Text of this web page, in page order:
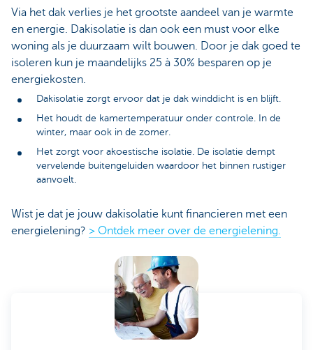
Via het dak verlies je het grootste aandeel van je warmte
en energie. Dakisolatie is dan ook een must voor elke
woning als je duurzaam wilt bouwen. Door je dak goed te
isoleren kun je maandelijks 25 à 30% besparen op je
energiekosten.
Dakisolatie zorgt ervoor dat je dak winddicht is en blijft.
Het houdt de kamertemperatuur onder controle. In de
winter, maar ook in de zomer.
Het zorgt voor akoestische isolatie. De isolatie dempt
vervelende buitengeluiden waardoor het binnen rustiger
aanvoelt.
Wist je dat je jouw dakisolatie kunt financieren met een
energielening? > Ontdek meer over de energielening.